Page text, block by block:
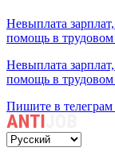
Невыплата
помощь в трудовом
Невыплата
помощь в трудовом
Пишите в телеграм